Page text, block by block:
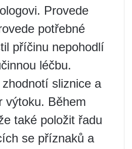
Provede
potřebné
příčinu nepohodlí
léčbu.
sliznice a
výtoku. Během
také položit řadu
se příznaků a